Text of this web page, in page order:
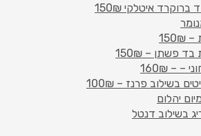
איטלקי 150₪
פשתן – 150₪
– 160₪
בשילוב פרנז – 100₪
יהלום
בשילוב דנטל